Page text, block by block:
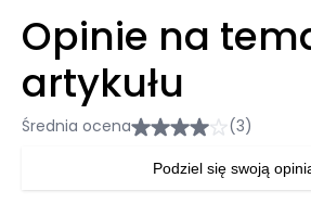
Opinie na
artykułu
Średnia ocena (3)
Podziel się swoją